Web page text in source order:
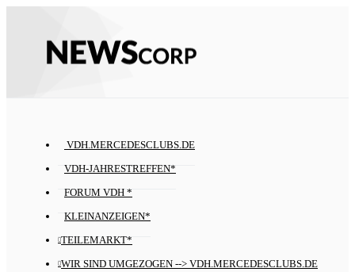
VDH.MERCEDESCLUBS.DE
VDH-JAHRESTREFFEN*
FORUM VDH *
KLEINANZEIGEN*
TEILEMARKT*
WIR SIND UMGEZOGEN --> VDH.MERCEDESCLUBS.DE